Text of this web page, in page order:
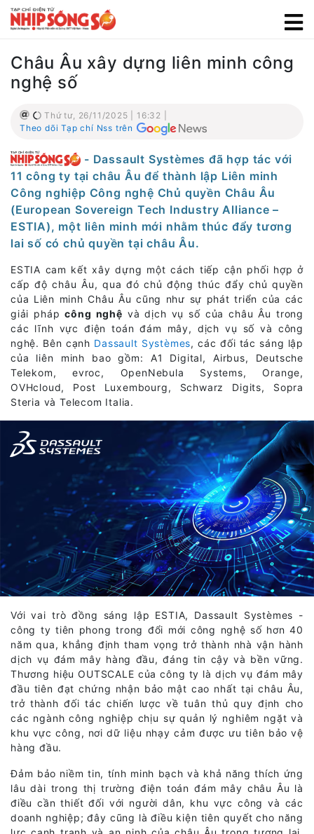
Châu Âu xây dựng liên minh công
nghệ số
Thứ tư, 26/11/2025 | 16:32 |
Theo dõi Tạp chí Nss trên
- Dassault Systèmes đã hợp tác với
11 công ty tại châu Âu để thành lập Liên minh
Công nghiệp Công nghệ Chủ quyền Châu Âu
(European Sovereign Tech Industry Alliance –
ESTIA), một liên minh mới nhằm thúc đẩy tương
lai số có chủ quyền tại châu Âu.
ESTIA cam kết xây dựng một cách tiếp cận phối hợp ở
cấp độ châu Âu, qua đó chủ động thúc đẩy chủ quyền
của Liên minh Châu Âu cũng như sự phát triển của các
giải phápcông nghệ và dịch vụ số của châu Âu trong
các lĩnh vực điện toán đám mây, dịch vụ số và công
nghệ. Bên cạnh Dassault Systèmes, các đối tác sáng lập
của liên minh bao gồm: A1 Digital, Airbus, Deutsche
Telekom, evroc, OpenNebula Systems, Orange,
OVHcloud, Post Luxembourg, Schwarz Digits, Sopra
Steria và Telecom Italia.
Với vai trò đồng sáng lập ESTIA, Dassault Systèmes -
công ty tiên phong trong đổi mới công nghệ số hơn 40
năm qua, khẳng định tham vọng trở thành nhà vận hành
dịch vụ đám mây hàng đầu, đáng tin cậy và bền vững.
Thương hiệu OUTSCALE của công ty là dịch vụ đám mây
đầu tiên đạt chứng nhận bảo mật cao nhất tại châu Âu,
trở thành đối tác chiến lược về tuân thủ quy định cho
các ngành công nghiệp chịu sự quản lý nghiêm ngặt và
khu vực công, nơi dữ liệu nhạy cảm được ưu tiên bảo vệ
hàng đầu.
Đảm bảo niềm tin, tính minh bạch và khả năng thích ứng
lâu dài trong thị trường điện toán đám mây châu Âu là
điều cần thiết đối với người dân, khu vực công và các
doanh nghiệp; đây cũng là điều kiện tiên quyết cho năng